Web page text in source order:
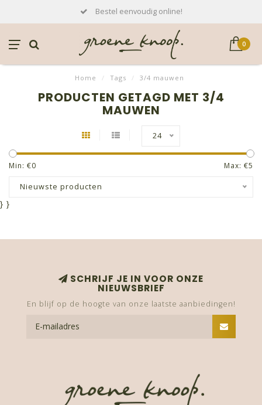
Bestel eenvoudig online!
0
Home / Tags / 3/4 mauwen
PRODUCTEN GETAGD MET 3/4
MAUWEN
24
Min: €0 Max: €5
Nieuwste producten
} }
SCHRIJF JE IN VOOR ONZE
NIEUWSBRIEF
En blijf op de hoogte van onze laatste aanbiedingen!